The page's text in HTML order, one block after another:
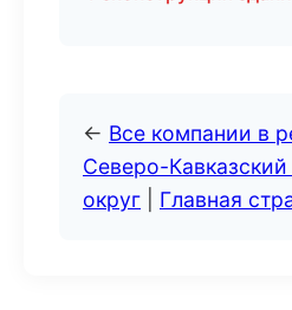
← Все компании в
Северо-
округ
Главная